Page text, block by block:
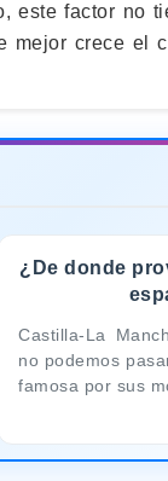
este factor no
mejor crece el
¿De donde
Castilla-La
no podemos
famosa por sus